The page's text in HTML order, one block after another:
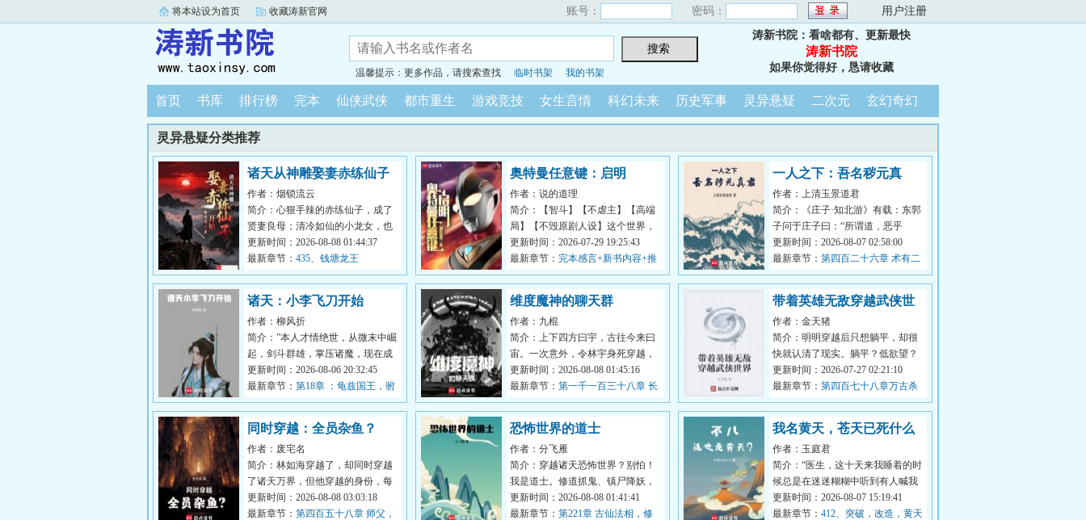
将本站设为首页 收藏涛新官网 账号： 密码： 用户注册
温馨提示：更多作品，请搜索查找 临时书架 我的书架
涛新书院：看啥都有、更新最快
涛新书院
如果你觉得好，恳请收藏
首页 书库 排行榜 完本 仙侠武侠 都市重生 游戏竞技 女生言情 科幻未来 历史军事 灵异悬疑 二次元 玄幻奇幻
灵异悬疑分类推荐
诸天从神雕娶妻赤练仙子
开始
作者：烟锁流云
简介：心狠手辣的赤练仙子，成了
贤妻良母；清冷如仙的小龙女，也
变得活泼可爱。还有杨过……看着
自家这个...
更新时间：2026-08-08 01:44:37
最新章节： 435、钱塘龙王
奥特曼任意键：启明
作者：说的道理
简介：【智斗】【不虐主】【高端
局】【不毁原剧人设】这个世界，
防卫队由各种重量级成员构成:总监
城府深...
更新时间：2026-07-29 19:25:43
最新章节： 完本感言+新书内容+推
一本万订骑士文《谁让他当假面骑
士的！》
一人之下：吾名秽元真
君！
作者：上清玉景道君
简介：《庄子·知北游》有载：东郭
子问于庄子曰：“所谓道，恶乎
在？”庄子曰：“无所不在。”东郭子
曰：...
更新时间：2026-08-07 02:58:00
最新章节： 第四百二十六章 术有二
象
诸天：小李飞刀开始
作者：柳风折
简介：”本人才情绝世，从微末中崛
起，剑斗群雄，掌压诸魔，现在成
为天下公认的武林神话了，你这外
挂才来...
更新时间：2026-08-06 20:32:45
最新章节： 第18章 ：龟兹国王，驸
马胡铁花，对付移花接玉的法子
维度魔神的聊天群
作者：九棍
简介：上下四方曰宇，古往今来曰
宙。一次意外，令林宇身死穿越，
但在穿越途中，他又意外撞上了一
个刚刚孕...
更新时间：2026-08-08 01:45:16
最新章节： 第一千一百三十八章 长
安来了个活神仙（二合一）
带着英雄无敌穿越武侠世
界
作者：金天猪
简介：明明穿越后只想躺平，却很
快就认清了现实。躺平？低欲望？
无欲无求？呵呵，不过是对自身能
力差的借...
更新时间：2026-07-27 02:21:10
最新章节： 第四百七十八章万古杀
局，战局反转
同时穿越：全员杂鱼？
作者：废宅名
简介：林如海穿越了，却同时穿越
了诸天万界，但他穿越的身份，每
一个都是杂鱼。就连同时穿越的金
手指，也...
更新时间：2026-08-08 03:03:18
最新章节： 第四百五十八章 师父，
恐怖世界的道士
作者：分飞雁
简介：穿越诸天恐怖世界？别怕！
我是道士。修道抓鬼、镇尸降妖，
斩诸天妖魔鬼怪。炼丹符箓、仙神
道果，修...
更新时间：2026-08-08 01:41:41
最新章节： 第221章 古仙法相，修
我名黄天，苍天已死什么
鬼？
作者：玉庭君
简介：“医生，这十天来我睡着的时
候总是在迷迷糊糊中听到有人喊我
的名字。”“黄天先生，你这是幻
听。”...
更新时间：2026-08-07 15:19:41
最新章节： 412、突破，改造，黄天